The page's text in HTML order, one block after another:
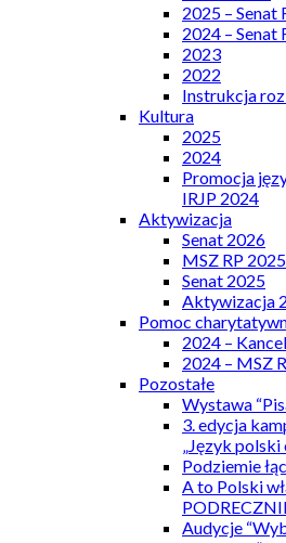
2025 – Senat
2024 – Senat
2023
2022
Instrukcja
Kultura
2025
2024
Promocja
IRJP 2024
Aktywizacja
Senat 2026
MSZ RP 2025
Senat 2025
Aktywizacja
Pomoc
2024 –
2024 – MSZ
Pozostałe
Wystawa
3. edycja
„Język polski
Podziemie
A to Polski
Audycje